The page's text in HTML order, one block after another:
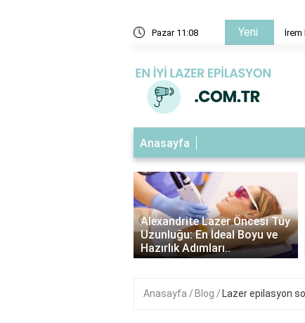
Pazar 11:08 Yeni İrem
Anasayfa
Alexandrite Lazer Öncesi Tüy
Uzunluğu: En İdeal Boyu ve
Hazırlık Adımları..
‹
Anasayfa Blog Lazer epilasyon